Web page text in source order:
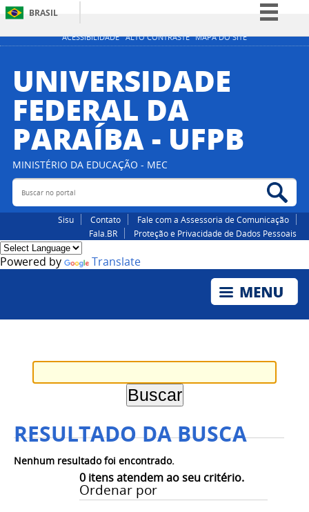
ACESSIBILIDADE ALTO CONTRASTE MAPA DO SITE
BRASIL
Simplifique!
Participe
Acesso à informação
Canais
UNIVERSIDADE
FEDERAL DA
PARAÍBA - UFPB
MINISTÉRIO DA EDUCAÇÃO - MEC
Buscar no portal
Sisu Contato
Fale com a Assessoria de Comunicação
Fala.BR
Proteção e Privacidade de Dados Pessoais
Powered by Translate
RESULTADO DA BUSCA
0itens atendem ao seu critério.
Ordenar por
Nenhum resultado foi encontrado.